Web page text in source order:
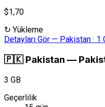
$1,70
↻ Yükleme
Detayları Gör — Pakistan · 1
🇵🇰 Pakistan —
3 GB
Geçerlilik